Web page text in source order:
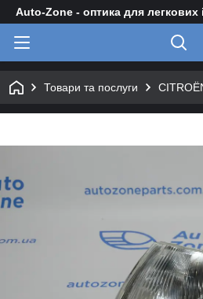
Auto-Zone - оптика для легкових
Товари та послуги